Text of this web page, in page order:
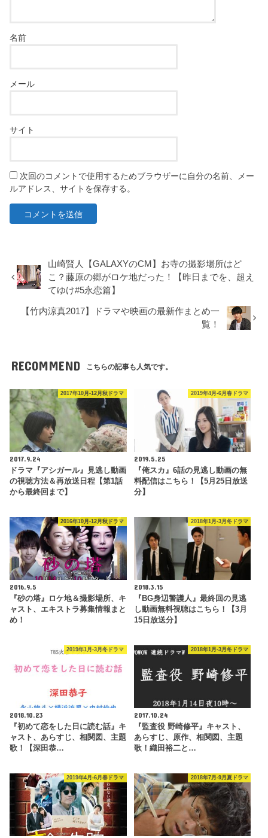
名前
メール
サイト
次回のコメントで使用するためブラウザーに自分の名前、メー
ルアドレス、サイトを保存する。
山崎賢人【GALAXYのCM】お寺の撮影場所はど
こ？藤原の郷がロケ地だった！【昨日までを、超え
てゆけ#5永恋篇】
【竹内涼真2017】ドラマや映画の最新作まとめ一
覧！
RECOMMEND こちらの記事も人気です。
2017年10月-12月秋ドラマ
2017.9.24
ドラマ『アシガール』見逃し動画
の視聴方法＆再放送日程【第1話
から最終回まで】
2019年4月-6月春ドラマ
2019.5.25
『俺スカ』6話の見逃し動画の無
料配信はこちら！【5月25日放送
分】
2016年10月-12月秋ドラマ
2016.9.5
『砂の塔』ロケ地＆撮影場所、キ
ャスト、エキストラ募集情報まと
め！
2018年1月-3月冬ドラマ
2018.3.15
『BG身辺警護人』最終回の見逃
し動画無料視聴はこちら！【3月
15日放送分】
2019年1月-3月冬ドラマ
2018.10.23
『初めて恋をした日に読む話』キ
ャスト、あらすじ、相関図、主題
歌！【深田恭…
2018年1月-3月冬ドラマ
2017.10.24
『監査役 野崎修平』キャスト、
あらすじ、原作、相関図、主題
歌！織田裕二と…
2019年4月-6月春ドラマ 2018年7月-9月夏ドラマ